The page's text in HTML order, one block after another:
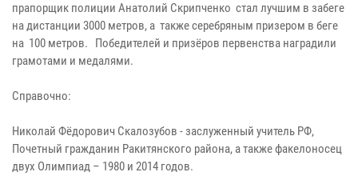
прапорщик полиции Анатолий Скрипченко стал лучшим в забеге
на дистанции 3000 метров, а также серебряным призером в беге
на 100 метров. Победителей и призёров первенства наградили
грамотами и медалями.
Справочно:
Николай Фёдорович Скалозубов - заслуженный учитель РФ,
Почетный гражданин Ракитянского района, а также факелоносец
двух Олимпиад – 1980 и 2014 годов.